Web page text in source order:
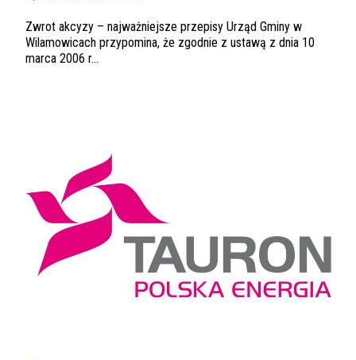
Zwrot akcyzy – najważniejsze przepisy Urząd Gminy w
Wilamowicach przypomina, że zgodnie z ustawą z dnia 10
marca 2006 r...